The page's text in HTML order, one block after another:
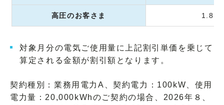
高圧のお客さま 1.80
対象月分の電気ご使用量に上記割引単価を乗じて
算定される金額が割引額となります。
契約種別：業務用電力A、契約電力：100kW、使用
電力量：20,000kWhのご契約の場合、2026年８、